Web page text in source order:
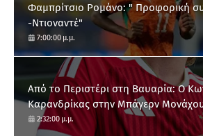
Φαμπρίτσιο Ρομάνο: " Προφορική
-Ντιοναντέ"
7:00:00 μ.μ.
Από το Περιστέρι στη Βαυαρία: O
Καρανδρίκας στην Μπάγερν
2:32:00 μ.μ.